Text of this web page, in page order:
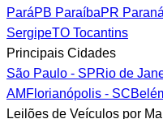
ParáPB ParaíbaPR Paraná
SergipeTO Tocantins
Principais Cidades
São Paulo - SPRio de
AM Florianópolis - SC
Leilões de Veículos por